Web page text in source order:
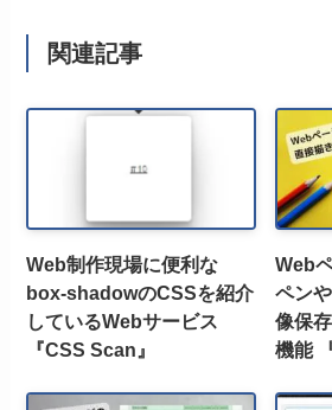
関連記事
Web制作現場に便利な
box-shadowのCSSを紹介
しているWebサービス
『CSS Scan』
Web
ペン
像保
機能